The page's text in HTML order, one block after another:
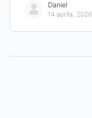
Daniel
14 apríla, 2026